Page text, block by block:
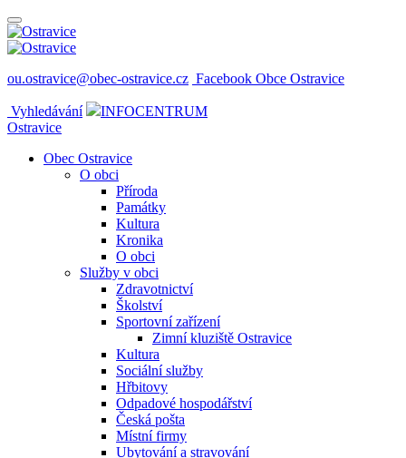
ou.ostravice@obec-ostravice.cz Facebook Obce Ostravice
Vyhledávání
INFOCENTRUM
Ostravice
Obec Ostravice
O obci
Příroda
Památky
Kultura
Kronika
O obci
Služby v obci
Zdravotnictví
Školství
Sportovní zařízení
Zimní kluziště Ostravice
Kultura
Sociální služby
Hřbitovy
Odpadové hospodářství
Česká pošta
Místní firmy
Ubytování a stravování